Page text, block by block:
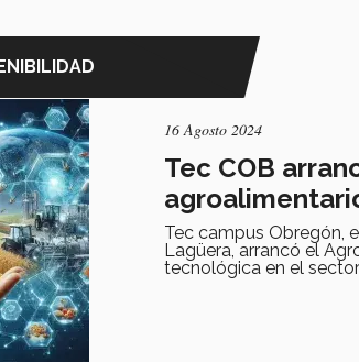
16 Agosto 2024
Tec COB
Tec campus Obregón,
Lagüera, arrancó el
tecnológica en el